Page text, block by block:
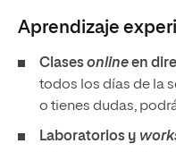
Aprendizaje
Clasesonlineen
todos los días de la
o tienes dudas,
Laboratorios y